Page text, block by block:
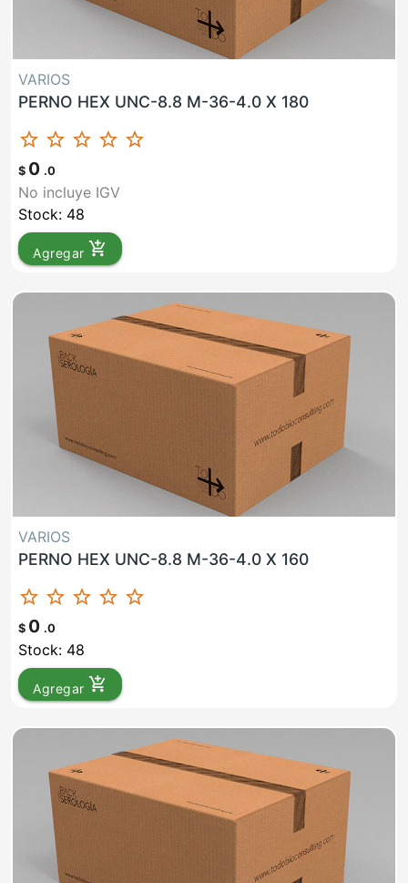
VARIOS
PERNO HEX UNC-8.8 M-36-4.0 X 180
star_border star_border star_border star_border star_border
$ 0 .0
No incluye IGV
Stock: 48
Agregar add_shopping_cart
VARIOS
PERNO HEX UNC-8.8 M-36-4.0 X 160
star_border star_border star_border star_border star_border
$ 0 .0
Stock: 48
Agregar add_shopping_cart